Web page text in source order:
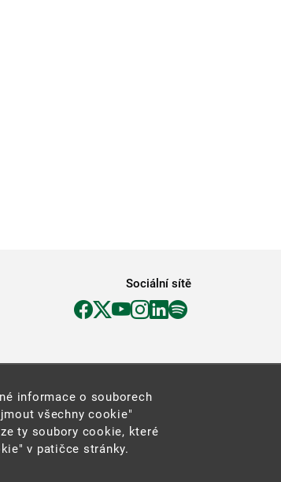
Sociální sítě
informace o souborech
všechny cookie"
ty soubory cookie, které
v patičce stránky.